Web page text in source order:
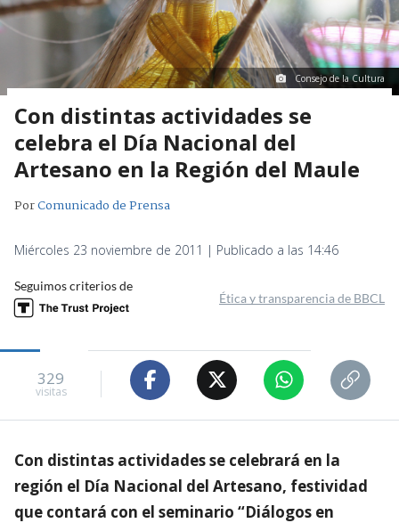
Consejo de la Cultura
Con distintas actividades se
celebra el Día Nacional del
Artesano en la Región del Maule
PorComunicado de Prensa
Miércoles 23 noviembre de 2011 | Publicado a las 14:46
Seguimos criterios de
Ética y transparencia de BBCL
329
visitas
Con distintas actividades se celebrará en la
región el Día Nacional del Artesano, festividad
que contará con el seminario “Diálogos en